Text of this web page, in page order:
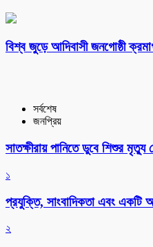
বিশ্ব জুড়ে আদিবাসী জনগোষ্ঠী
সর্বশেষ
জনপ্রিয়
সাতক্ষীরায় পানিতে ডুবে শিশুর মৃত্যু
১
প্রযুক্তি, সাংবাদিকতা এবং একটি
২